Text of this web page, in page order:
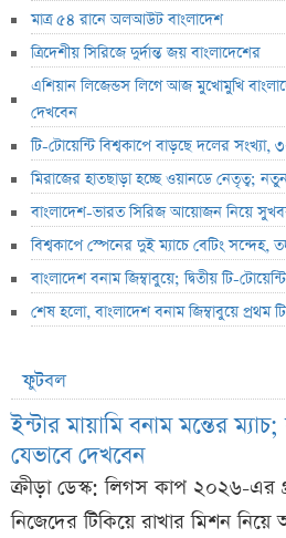
মাত্র ৫৪ রানে অলআউট বাংলাদেশ
ত্রিদেশীয় সিরিজে দুর্দান্ত জয় বাংলাদেশের
এশিয়ান লিজেন্ডস লিগে আজ মুখোমুখি
দেখবেন
টি-টোয়েন্টি বিশ্বকাপে বাড়ছে দলের
মিরাজের হাতছাড়া হচ্ছে ওয়ানডে নেতৃত্ব;
বাংলাদেশ-ভারত সিরিজ আয়োজন নিয়ে
বিশ্বকাপে স্পেনের দুই ম্যাচে বেটিং সন্দেহ,
বাংলাদেশ বনাম জিম্বাবুয়ে; দ্বিতীয় টি-
শেষ হলো, বাংলাদেশ বনাম জিম্বাবুয়ে প্রথম
ফুটবল
ইন্টার মায়ামি বনাম মন্তের
যেভাবে দেখবেন
ক্রীড়া ডেস্ক: লিগস কাপ ২০২৬-এর
নিজেদের টিকিয়ে রাখার মিশন